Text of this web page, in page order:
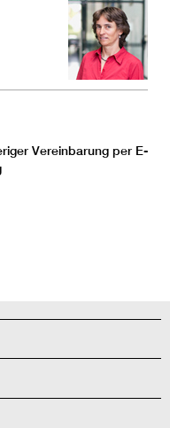
Vereinbarung per E-